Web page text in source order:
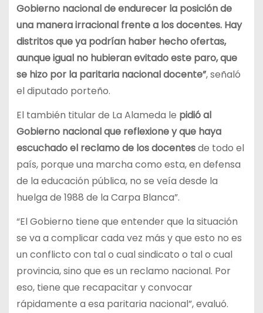
Gobierno nacional de endurecer la posición de
una manera irracional frente a los docentes. Hay
distritos que ya podrían haber hecho ofertas,
aunque igual no hubieran evitado este paro, que
se hizo por la paritaria nacional docente”, señaló
el diputado porteño.
El también titular de La Alameda le pidió al
Gobierno nacional que reflexione y que haya
escuchado el reclamo de los docentesde todo el
país, porque una marcha como esta, en defensa
de la educación pública, no se veía desde la
huelga de 1988 de la Carpa Blanca”.
“El Gobierno tiene que entender que la situación
se va a complicar cada vez más y que esto no es
un conflicto con tal o cual sindicato o tal o cual
provincia, sino que es un reclamo nacional. Por
eso, tiene que recapacitar y convocar
rápidamente a esa paritaria nacional”, evaluó.